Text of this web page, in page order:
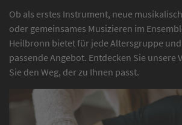
Ob als erstes Instrument, neue
oder gemeinsames Musizieren im
Heilbronn bietet für jede Altersgruppe
passende Angebot. Entdecken Sie unsere
Sie den Weg, der zu Ihnen passt.